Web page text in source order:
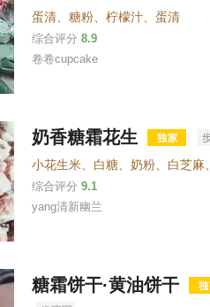
蛋清 糖粉 柠檬汁 蛋清
综合评分 8.9
卷卷cupcake
奶香糖霜花生
小花生米 白糖 奶粉 白芝麻
综合评分 9.1
yang清新幽兰
糖霜饼干·黄油饼干